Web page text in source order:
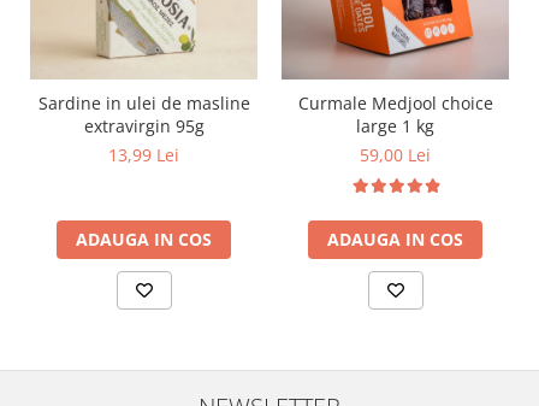
Sardine in ulei de masline
extravirgin 95g
13,99 Lei
ADAUGA IN COS
Curmale Medjool choice
large 1 kg
59,00 Lei
ADAUGA IN COS